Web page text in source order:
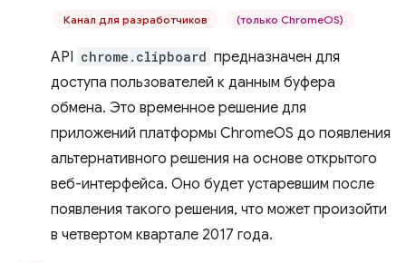
Канал для разработчиков (только ChromeOS)
API chrome.clipboard предназначен для
доступа пользователей к данным буфера
обмена. Это временное решение для
приложений платформы ChromeOS до появления
альтернативного решения на основе открытого
веб-интерфейса. Оно будет устаревшим после
появления такого решения, что может произойти
в четвертом квартале 2017 года.